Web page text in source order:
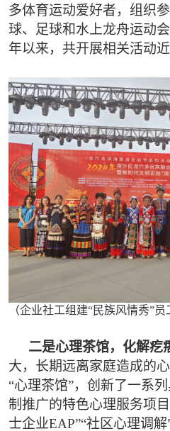
多体育运动爱好者，组织
球、足球和水上龙舟运动
年以来，共开展相关活动
（企业社工组建“民族风情秀”员
二是心理茶馆，化解疙
大，长期远离家庭造成的
“心理茶馆”，创新了一系
制推广的特色心理服务项
士企业EAP”“社区心理调